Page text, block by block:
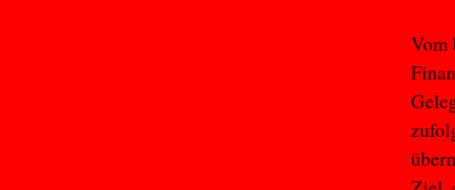
Vom